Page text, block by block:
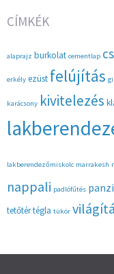
CÍMKÉK
alaprajz burkolat cementlap
erkély ezüst felújítás
karácsony kivitelezés
lakberendezőmiskolc marrakesh
nappali padlófűtés
tetőtértégla tükör